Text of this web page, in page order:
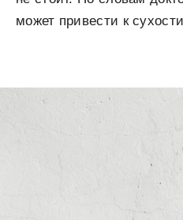
может привести к